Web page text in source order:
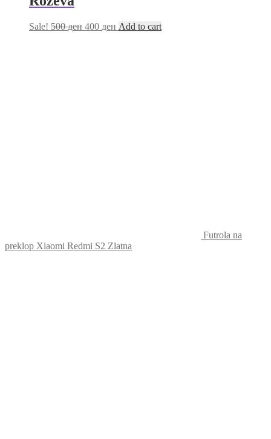
Sale! 500ден 400 ден Add to cart
Futrola na
preklop Xiaomi Redmi S2 Zlatna